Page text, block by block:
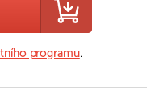
programu.